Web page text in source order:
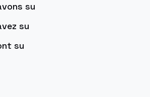
su
su
su